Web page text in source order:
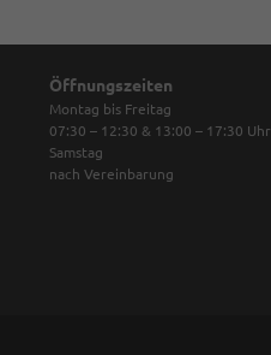
Öffnungszeiten
Montag bis Freitag
07:30 – 12:30 & 13:00 – 17:30 Uhr
Samstag
nach Vereinbarung